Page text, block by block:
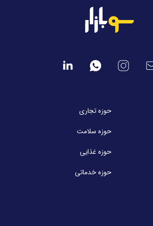
حوزه تجاری
حوزه سلامت
حوزه غذایی
حوزه خدماتی